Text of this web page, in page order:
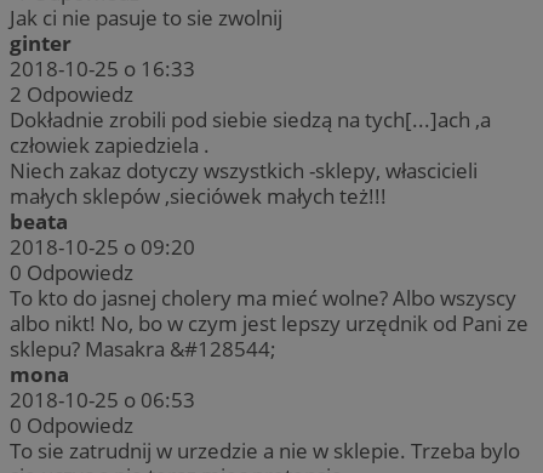
Jak ci nie pasuje to sie zwolnij
ginter
2018-10-25 o 16:33
2 Odpowiedz
Dokładnie zrobili pod siebie siedzą na tych[...]ach ,a
człowiek zapiedziela .
Niech zakaz dotyczy wszystkich -sklepy, włascicieli
małych sklepów ,sieciówek małych też!!!
beata
2018-10-25 o 09:20
0 Odpowiedz
To kto do jasnej cholery ma mieć wolne? Albo wszyscy
albo nikt! No, bo w czym jest lepszy urzędnik od Pani ze
sklepu? Masakra &#128544;
mona
2018-10-25 o 06:53
0 Odpowiedz
To sie zatrudnij w urzedzie a nie w sklepie. Trzeba bylo